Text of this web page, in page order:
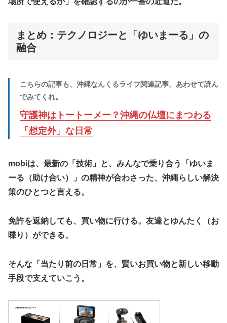
​まとめ：テクノロジーと「ゆいまーる」の
融合
こちらの記事も、沖縄なんくるライフ関連記事。あわせて読ん
でみてくれ。
​守護神はトートーメー？沖縄の仏壇にまつわる
「想定外」な日常
​mobiは、最新の「技術」と、みんなで乗り合う「ゆいま
ーる（助け合い）」の精神が合わさった、沖縄らしい解決
策のひとつと言える。
​免許を返納しても、買い物に行ける。友達とゆんたく（お
喋り）ができる。
そんな「当たり前の日常」を、賢いお買い物と新しい移動
手段で支えていこう。